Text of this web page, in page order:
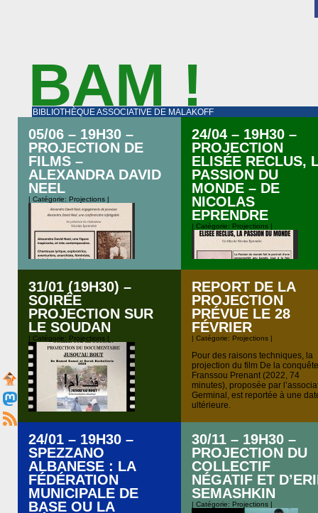
BAM !
BIBLIOTHÈQUE ASSOCIATIVE DE MALAKOFF
05/06 – 19H30 –
PROJECTION DE
FILMS –
ALEXANDRA DAVID
NEEL
| Catégorie: Projections |
————————————————-
Projection de deux films : –
Alexandra David Neel,
engagements de jeunesse –
Alexandra David Neel, une
conférencière infatigable En
présence du réalisateur Nicolas
Eprendre.
————————————————-
Alexandra David Neel, une figure
inspirante, et très contemporaine.
Chanteuse lyrique, exploratrice,
aventurière, anarchiste, féministe,
écrivaine et grande orientaliste,
Alexandra David-Néel, née le 24
octobre 1868 dans une […]
24/04 – 19H30 –
PROJECTION
ELISÉE RECLUS,
PASSION DU
MONDE – DE
NICOLAS
EPRENDRE
| Catégorie: Projections |
31/01 (19H30) –
SOIRÉE
PROJECTION SUR
LE SOUDAN
| Catégorie: Projections |
REPORT DE LA
PROJECTION
PRÉVUE LE 28
FÉVRIER
| Catégorie: Projections |
Pour des raisons techniques, la
projection du film De la
Franssou Prenant (2022, 74
minutes), proposée par
Germinal, est reportée à une
ultérieure.
24/01 – 19H30 –
SPEZZANO
ALBANESE : LA
FÉDÉRATION
MUNICIPALE DE
BASE OU LA
30/11 – 19H30 –
PROJECTION DU
COLLECTIF
NÉGATIF ET
SEMASHKIN
| Catégorie: Projections |